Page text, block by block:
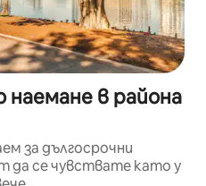
в района
за дългосрочни
да се чувствате като у